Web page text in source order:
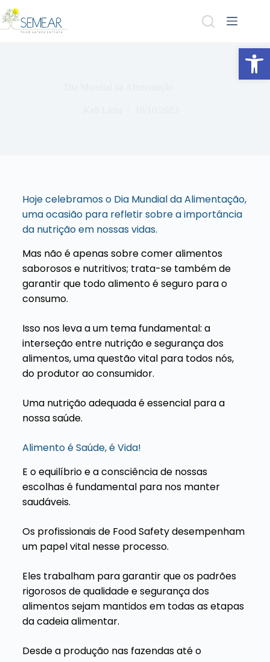
Abrir a barra de ferramentas
Hoje celebramos o Dia Mundial da Alimentação,
uma ocasião para refletir sobre a importância
da nutrição em nossas vidas.
Mas não é apenas sobre comer alimentos
saborosos e nutritivos; trata-se também de
garantir que todo alimento é seguro para o
consumo.
Isso nos leva a um tema fundamental: a
interseção entre nutrição e segurança dos
alimentos, uma questão vital para todos nós,
do produtor ao consumidor.
Uma nutrição adequada é essencial para a
nossa saúde.
Alimento é Saúde, é Vida!
E o equilíbrio e a consciência de nossas
escolhas é fundamental para nos manter
saudáveis.
Os profissionais de Food Safety desempenham
um papel vital nesse processo.
Eles trabalham para garantir que os padrões
rigorosos de qualidade e segurança dos
alimentos sejam mantidos em todas as etapas
da cadeia alimentar.
Desde a produção nas fazendas até o